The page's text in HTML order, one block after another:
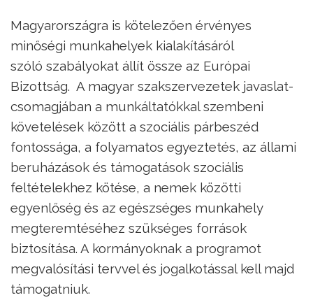
Magyarországra is kötelezően érvényes
minőségi munkahelyek kialakításáról
szóló szabályokat állít össze az Európai
Bizottság. A magyar szakszervezetek javaslat-
csomagjában a munkáltatókkal szembeni
követelések között a szociális párbeszéd
fontossága, a folyamatos egyeztetés, az állami
beruházások és támogatások szociális
feltételekhez kötése, a nemek közötti
egyenlőség és az egészséges munkahely
megteremtéséhez szükséges források
biztosítása. A kormányoknak a programot
megvalósítási tervvel és jogalkotással kell majd
támogatniuk.